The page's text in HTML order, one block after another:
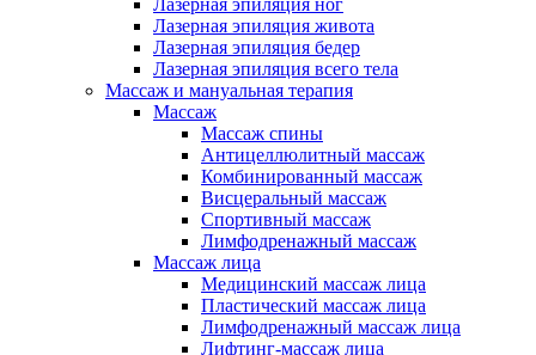
Лазерная эпиляция ног
Лазерная эпиляция живота
Лазерная эпиляция бедер
Лазерная эпиляция всего тела
Массаж и мануальная терапия
Массаж
Массаж спины
Антицеллюлитный массаж
Комбинированный массаж
Висцеральный массаж
Спортивный массаж
Лимфодренажный массаж
Массаж лица
Медицинский массаж лица
Пластический массаж лица
Лимфодренажный массаж лица
Лифтинг-массаж лица